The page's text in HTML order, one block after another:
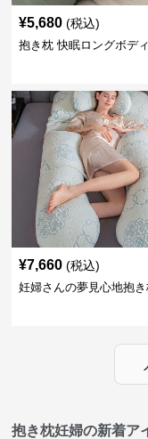
¥5,680 (税込)
抱き枕 快眠ロングボデ
¥7,660 (税込)
妊婦さんの夢見心地抱
抱き枕妊婦の新着ア